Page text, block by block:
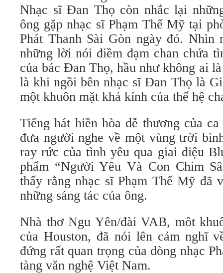
Nhạc sĩ Đan Thọ còn nhắc lại
ông gặp nhạc sĩ Phạm Thế Mỹ tại
Phát Thanh Sài Gòn ngày đó. Nhìn
những lời nói điềm đạm chan chứa
của bác Đan Thọ, hầu như không ai
là khi ngồi bên nhạc sĩ Đan Thọ là
một khuôn mặt khả kính của thế hệ
Tiếng hát hiền hòa dễ thương của
đưa người nghe về một vùng trời
ray rức của tình yêu qua giai điệu
phẩm “Người Yêu Và Con Chim
thấy rằng nhạc sĩ Phạm Thế Mỹ đã
những sáng tác của ông.
Nhà thơ Ngu Yên/đài VAB, môt
của Houston, đã nói lên cảm nghĩ
đứng rất quan trọng của dòng nhạc
tàng văn nghệ Việt Nam.